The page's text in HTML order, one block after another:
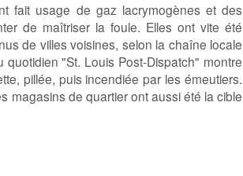
fait usage de gaz lacrymogènes et des
de maîtriser la foule. Elles ont vite été
de villes voisines, selon la chaîne locale
"St. Louis Post-Dispatch" montre
pillée, puis incendiée par les émeutiers.
magasins de quartier ont aussi été la cible